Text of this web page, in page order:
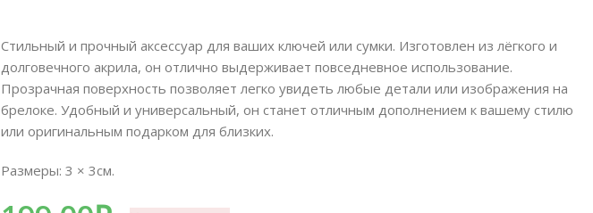
Стильный и прочный аксессуар для ваших ключей или сумки. Изготовлен из лёгкого и
долговечного акрила, он отлично выдерживает повседневное использование.
Прозрачная поверхность позволяет легко увидеть любые детали или изображения на
брелоке. Удобный и универсальный, он станет отличным дополнением к вашему стилю
или оригинальным подарком для близких.
Размеры: 3 × 3см.